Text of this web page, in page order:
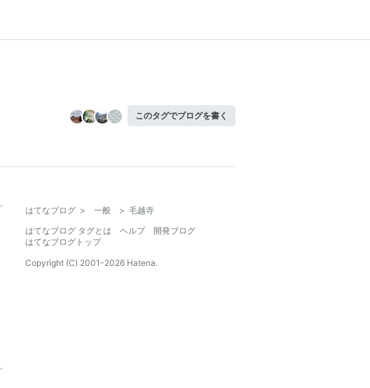
このタグでブログを書く
はてなブログ > 一般 > 毛越寺
はてなブログ タグとは
ヘルプ
開発ブログ
はてなブログトップ
Copyright (C) 2001-2026 Hatena.